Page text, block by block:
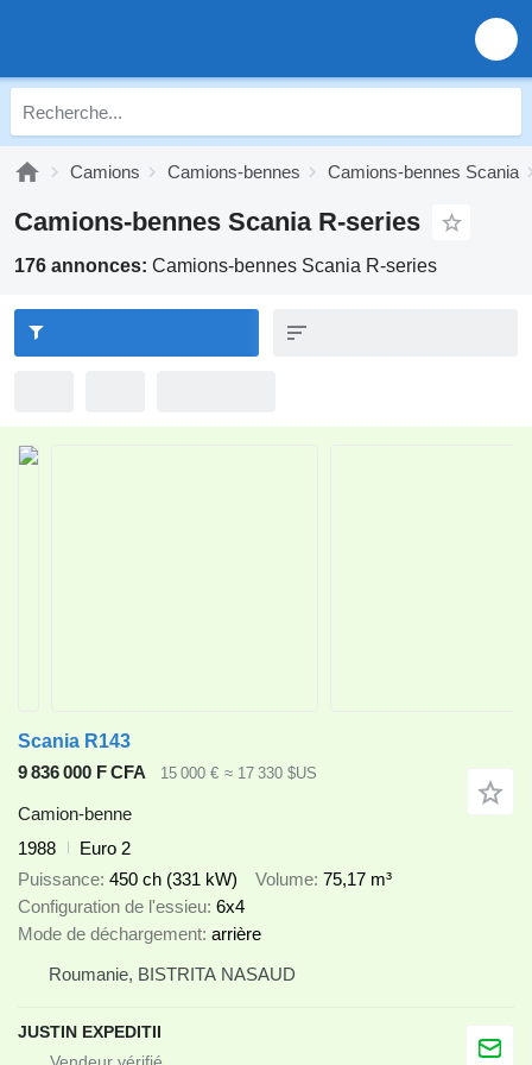
Camions Camions-bennes Camions-bennes Scania
Camions-bennes Scania R-series
176 annonces: Camions-bennes Scania R-series
Scania R143
9 836 000 F CFA
15 000 € ≈ 17 330 $US
Camion-benne
1988
Euro 2
Puissance 450 ch (331 kW) Volume 75,17 m³
Configuration de l'essieu 6x4
Mode de déchargement arrière
Roumanie, BISTRITA NASAUD
JUSTIN EXPEDITII